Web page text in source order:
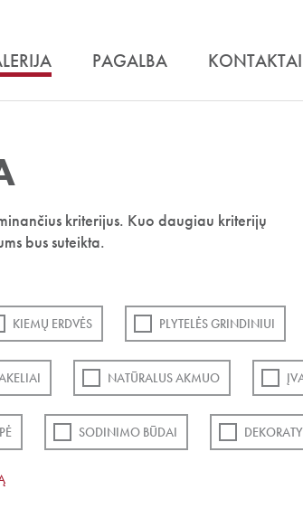
PAGALBA KONTAKTAI
kriterijus. Kuo daugiau kriterijų
bus suteikta.
KIEMŲ ERDVĖS PLYTELĖS GRINDINIUI
NATŪRALUS AKMUO
SODINIMO BŪDAI